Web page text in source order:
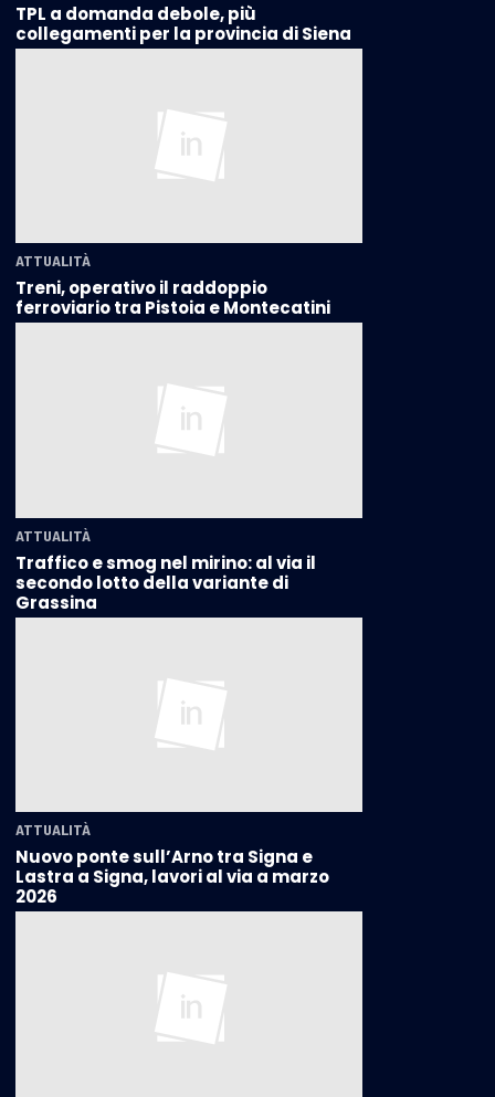
TPL a domanda debole, più
collegamenti per la provincia di Siena
ATTUALITÀ
Treni, operativo il raddoppio
ferroviario tra Pistoia e Montecatini
ATTUALITÀ
Traffico e smog nel mirino: al via il
secondo lotto della variante di
Grassina
ATTUALITÀ
Nuovo ponte sull’Arno tra Signa e
Lastra a Signa, lavori al via a marzo
2026